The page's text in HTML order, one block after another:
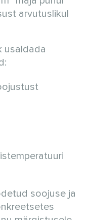
arvutuslikul
usaldada
soojuse ja